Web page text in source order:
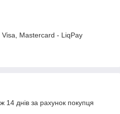
Mastercard - LiqPay
14 днів за рахунок покупця